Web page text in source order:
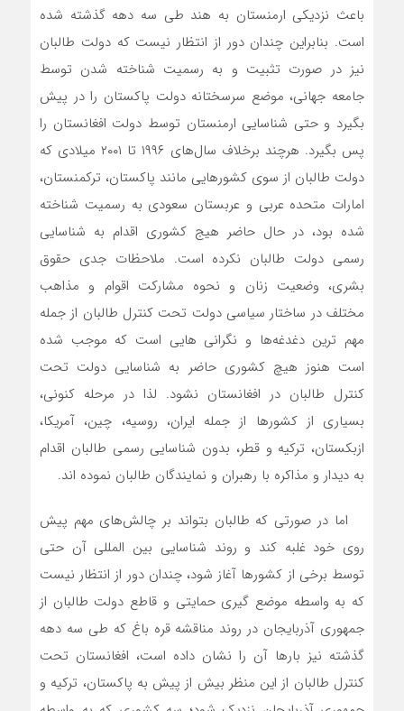
باعث نزدیکی ارمنستان به هند طی سه دهه گذشته شده
است. بنابراین چندان دور از انتظار نیست که دولت طالبان
نیز در صورت تثبیت و به رسمیت شناخته شدن توسط
جامعه جهانی، موضع سرسختانه دولت پاکستان را در پیش
بگیرد و حتی شناسایی ارمنستان توسط دولت افغانستان را
پس بگیرد. هرچند برخلاف سال‌های ۱۹۹۶ تا ۲۰۰۱ میلادی که
دولت طالبان از سوی کشورهایی مانند پاکستان، ترکمنستان،
امارات متحده عربی و عربستان سعودی به رسمیت شناخته
شده بود، در حال حاضر هیج کشوری اقدام به شناسایی
رسمی دولت طالبان نکرده است. ملاحظات جدی حقوق
بشری، وضعیت زنان و نحوه مشارکت اقوام و مذاهب
مختلف در ساختار سیاسی دولت تحت کنترل طالبان از جمله
مهم ترین دغدغه‌ها و نگرانی هایی است که موجب شده
است هنوز هیچ کشوری حاضر به شناسایی دولت تحت
کنترل طالبان در افغانستان نشود. لذا در مرحله کنونی،
بسیاری از کشورها از جمله ایران، روسیه، چین، آمریکا،
ازبکستان، ترکیه و قطر، بدون شناسایی رسمی طالبان اقدام
به دیدار و مذاکره با رهبران و نمایندگان طالبان نموده اند.
اما در صورتی که طالبان بتواند بر چالش‌های مهم پیش
روی خود غلبه کند و روند شناسایی بین المللی آن حتی
توسط برخی از کشورها آغاز شود، چندان دور از انتظار نیست
که به واسطه موضع گیری حمایتی و قاطع دولت طالبان از
جمهوری آذربایجان در روند مناقشه قره باغ که طی سه دهه
گذشته نیز بارها آن را نشان داده است، افغانستان تحت
کنترل طالبان از این منظر بیش از پیش به پاکستان، ترکیه و